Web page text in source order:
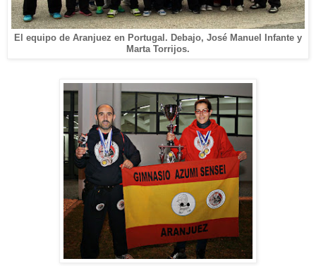
El equipo de Aranjuez en Portugal. Debajo, José Manuel Infante y
Marta Torrijos.